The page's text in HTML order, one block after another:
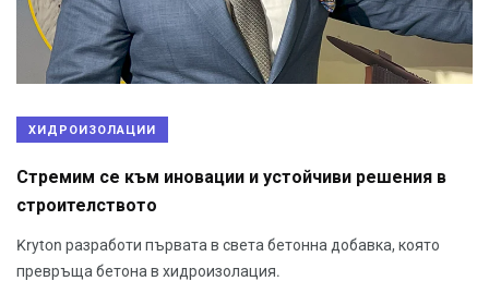
ХИДРОИЗОЛАЦИИ
Стремим се към иновации и устойчиви решения в
строителството
Kryton разработи първата в света бетонна добавка, която
превръща бетона в хидроизолация.